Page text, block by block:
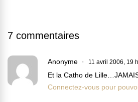
7 commentaires
Anonyme 11 avril 2006, 19
Et la Catho de
Connectez-vous pour